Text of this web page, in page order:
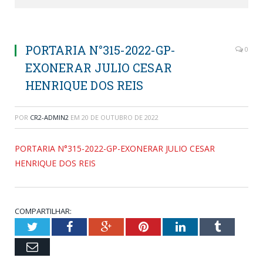
PORTARIA N°315-2022-GP-
EXONERAR JULIO CESAR
HENRIQUE DOS REIS
0
POR CR2-ADMIN2 EM 20 DE OUTUBRO DE 2022
PORTARIA N°315-2022-GP-EXONERAR JULIO CESAR
HENRIQUE DOS REIS
COMPARTILHAR:
TwitterFacebookGoogle+PinterestLinkedInTumblr
Email